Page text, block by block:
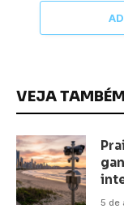
VEJA TAMBÉM
5 de